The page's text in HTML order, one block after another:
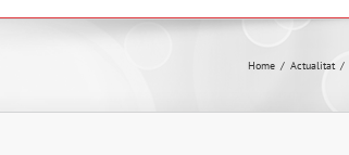
Home / Actualitat /